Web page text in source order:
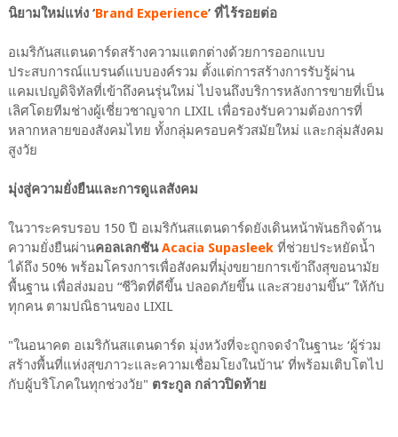
นิยามใหม่แห่ง ‘Brand Experience’ ที่ไร้รอยต่อ
อเมริกันสแตนดาร์ดสร้างความแตกต่างด้วยการออกแบบ
ประสบการณ์แบรนด์แบบองค์รวม ตั้งแต่การสร้างการรับรู้ผ่าน
แคมเปญดิจิทัลที่เข้าถึงคนรุ่นใหม่ ไปจนถึงบริการหลังการขายที่เป็น
เลิศโดยทีมช่างผู้เชี่ยวชาญจาก LIXIL เพื่อรองรับความต้องการที่
หลากหลายของสังคมไทย ทั้งกลุ่มครอบครัวสมัยใหม่ และกลุ่มสังคม
สูงวัย
มุ่งสู่ความยั่งยืนและการดูแลสังคม
ในวาระครบรอบ 150 ปี อเมริกันสแตนดาร์ดยังเดินหน้าพันธกิจด้าน
ความยั่งยืนผ่านคอลเลกชันAcacia Supasleek ที่ช่วยประหยัดน้ำ
ได้ถึง 50% พร้อมโครงการเพื่อสังคมที่มุ่งขยายการเข้าถึงสุขอนามัย
พื้นฐาน เพื่อส่งมอบ “ชีวิตที่ดีขึ้น ปลอดภัยขึ้น และสวยงามขึ้น” ให้กับ
ทุกคน ตามปณิธานของ LIXIL
"ในอนาคต อเมริกันสแตนดาร์ด มุ่งหวังที่จะถูกจดจำในฐานะ ‘ผู้ร่วม
สร้างพื้นที่แห่งสุขภาวะและความเชื่อมโยงในบ้าน’ ที่พร้อมเติบโตไป
กับผู้บริโภคในทุกช่วงวัย" ตระกูล กล่าวปิดท้าย